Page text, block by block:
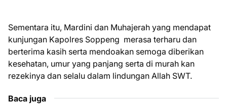
Sementara itu, Mardini dan Muhajerah yang mendapat
kunjungan Kapolres Soppeng merasa terharu dan
berterima kasih serta mendoakan semoga diberikan
kesehatan, umur yang panjang serta di murah kan
rezekinya dan selalu dalam lindungan Allah SWT.
Baca juga